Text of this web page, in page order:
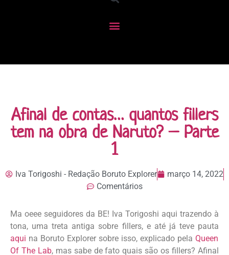
Afinal de contas… quantos fillers
tem na obra de Naruto? – Parte
1
Iva Torigoshi - Redação Boruto Explorer
março 14, 2022
Comentários
Ma oeee seguidores da BE! Iva Torigoshi aqui trazendo à
tona, uma treta antiga sobre fillers, e até já teve pauta
aqui na Boruto Explorer sobre isso, explicado pela Queen
Of The Lab, mas sabe de fato quais são os fillers? Afinal